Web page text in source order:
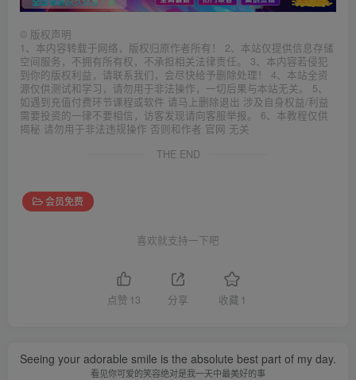
© 版权声明
1、本内容转载于网络，版权归原作者所有！ 2、本站仅提供信息存储
空间服务，不拥有所有权，不承担相关法律责任。 3、本内容若侵犯
到你的版权利益，请联系我们，会尽快给予删除处理！ 4、本站全资
源仅供测试和学习，请勿用于非法操作，一切后果与本站无关。 5、
如遇到充值付费环节课程或软件 请马上删除退出 涉及自身权益/利益
需要投资的一律不要相信，访客发现请向客服举报。 6、本教程仅供
揭秘 请勿用于非法违规操作 否则和作者 官网 无关
THE END
会员免费
喜欢就支持一下吧
点赞 13 分享 收藏 1
Seeing your adorable smile is the absolute best part of my day.
看见你可爱的笑容绝对是我一天中最美好的事